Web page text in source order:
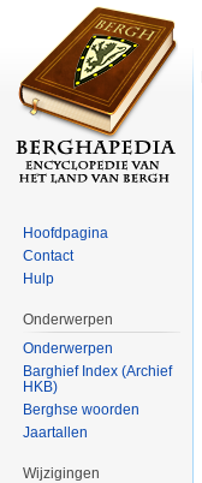
Hoofdpagina
Contact
Hulp
Onderwerpen
Onderwerpen
Barghief Index (Archief
HKB)
Berghse woorden
Jaartallen
Wijzigingen